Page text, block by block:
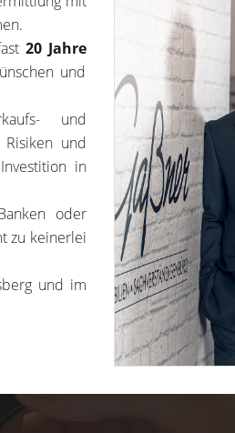
20 Jahre
und
und
Risiken und
in
oder
zu keinerlei
und im